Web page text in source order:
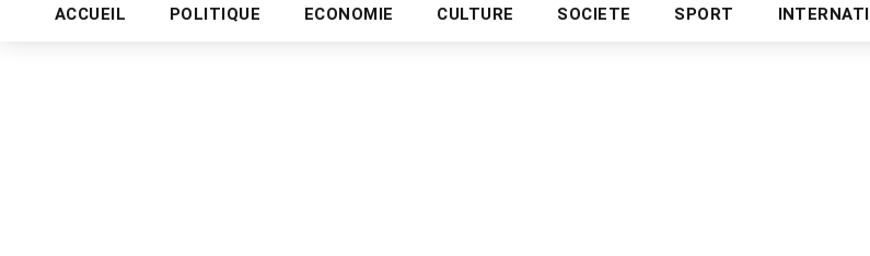
ACCUEIL POLITIQUE ECONOMIE CULTURE SOCIETE SPORTPUBLICITÉ